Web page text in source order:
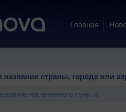
Главная
страны, города или